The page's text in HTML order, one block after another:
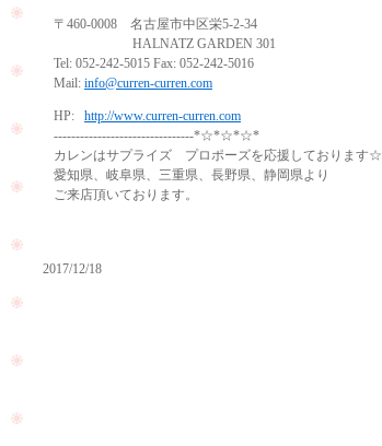
〒460-0008 名古屋市中区栄5-2-34
HALNATZ GARDEN 301
Tel: 052-242-5015 Fax: 052-242-5016
Mail: info@curren-curren.com
HP: http://www.curren-curren.com
--------------------------------*☆*☆*☆*
カレンはサプライズ プロポーズを応援しております☆
愛知県、岐阜県、三重県、長野県、静岡県より
ご来店頂いております。
2017/12/18